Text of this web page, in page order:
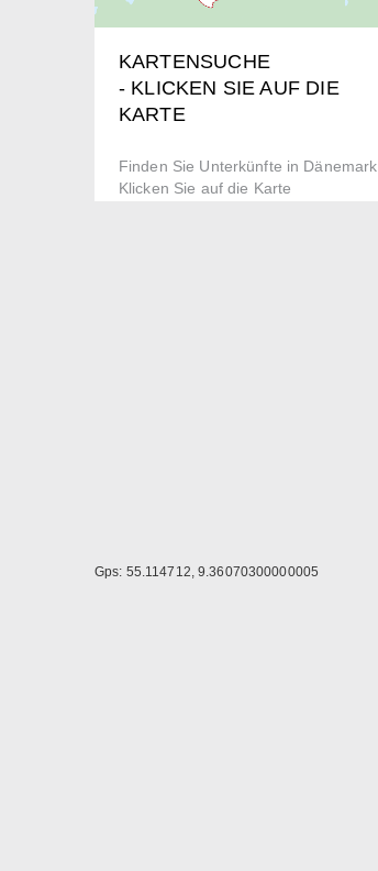
KARTENSUCHE
- KLICKEN SIE AUF DIE
KARTE
Finden Sie Unterkünfte in Dänemark.
Klicken Sie auf die Karte
Gps: 55.114712, 9.36070300000005